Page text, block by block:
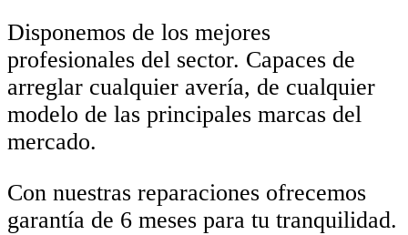
Disponemos de los mejores
profesionales del sector. Capaces de
arreglar cualquier avería, de cualquier
modelo de las principales marcas del
mercado.
Con nuestras reparaciones ofrecemos
garantía de 6 meses para tu tranquilidad.